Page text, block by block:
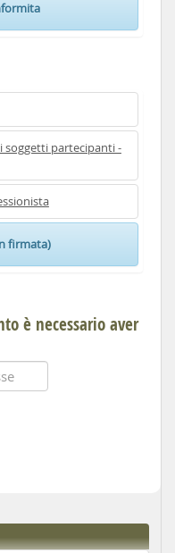
soggetti partecipanti -
firmata)
è necessario aver